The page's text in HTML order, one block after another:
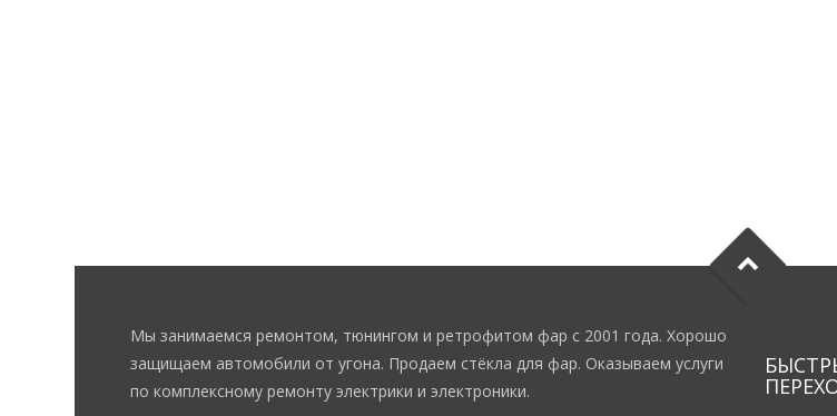
Мы занимаемся ремонтом, тюнингом и ретрофитом фар с 2001 года. Хорошо
защищаем автомобили от угона. Продаем стёкла для фар. Оказываем услуги
по комплексному ремонту электрики и электроники.